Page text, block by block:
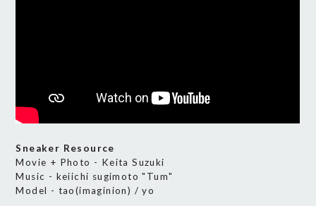
Sneaker Resource
Movie + Photo - Keita Suzuki
Music - keiichi sugimoto "Tum"
Model - tao(imaginion) / yo